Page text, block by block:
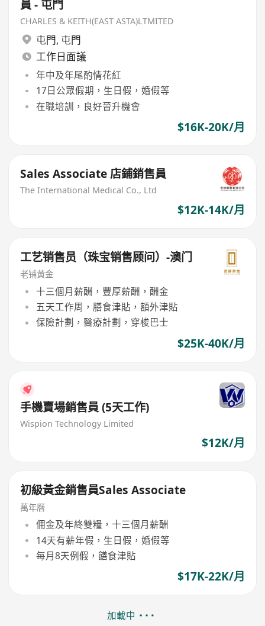
員 - 屯門
CHARLES & KEITH(EAST ASTA)LTMITED
屯門, 屯門
工作日面議
年中及年尾酌情花紅
17日公眾假期，生日假，婚假等
在職培訓，良好晉升機會
$16K-20K/月
Sales Associate 店鋪銷售員
The International Medical Co., Ltd
$12K-14K/月
工艺销售员（珠宝销售顾问）-澳门
老铺黄金
十三個月薪酬，豐厚薪酬，酬金
五天工作周，膳食津貼，額外津貼
保險計劃，醫療計劃，穿梭巴士
$25K-40K/月
手機賣場銷售員 (5天工作)
Wispion Technology Limited
$12K/月
初級黃金銷售員Sales Associate
萬年曆
佣金及年終雙糧，十三個月薪酬
14天有薪年假，生日假，婚假等
每月8天例假，饍食津貼
$17K-22K/月
加載中